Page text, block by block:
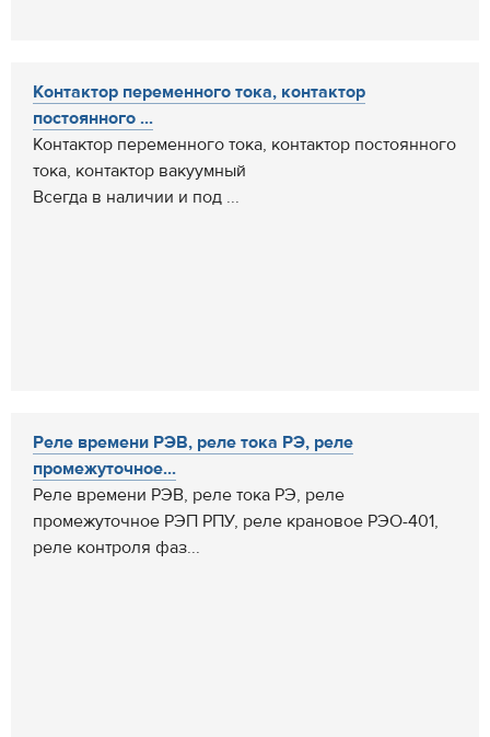
Контактор переменного тока, контактор
постоянного ...
Контактор переменного тока, контактор постоянного
тока, контактор вакуумный
Всегда в наличии и под ...
Реле времени РЭВ, реле тока РЭ, реле
промежуточное...
Реле времени РЭВ, реле тока РЭ, реле
промежуточное РЭП РПУ, реле крановое РЭО-401,
реле контроля фаз...